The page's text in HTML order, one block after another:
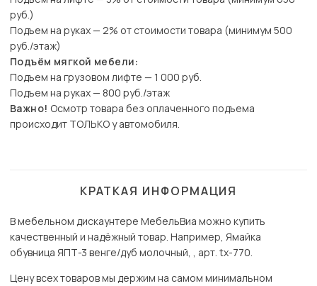
руб.)
Подъем на руках — 2% от стоимости товара (минимум 500
руб./этаж)
Подъём мягкой мебели:
Подъем на грузовом лифте — 1 000 руб.
Подъем на руках — 800 руб./этаж
Важно! Осмотр товара без оплаченного подъема
происходит ТОЛЬКО у автомобиля.
КРАТКАЯ ИНФОРМАЦИЯ
В мебельном дискаунтере МебельВиа можно купить
качественный и надёжный товар. Например, Ямайка
обувница ЯПТ-3 венге/дуб молочный, , арт. tx-770.
Цену всех товаров мы держим на самом минимальном